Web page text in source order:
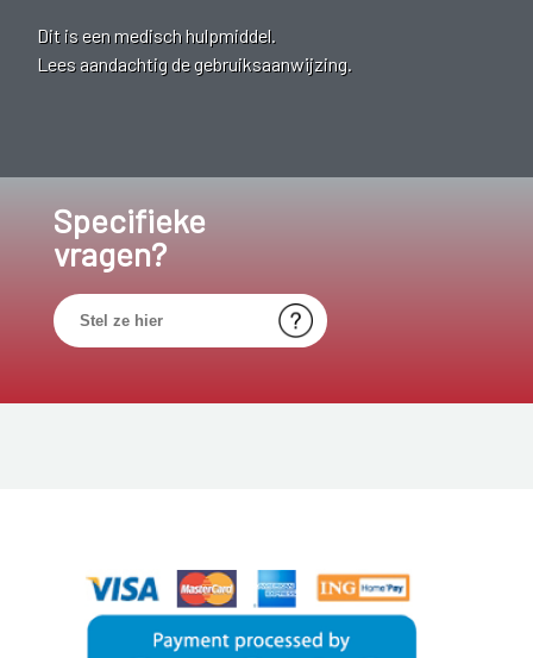
Dit is een medisch hulpmiddel.
Lees aandachtig de gebruiksaanwijzing.
Specifieke
vragen?